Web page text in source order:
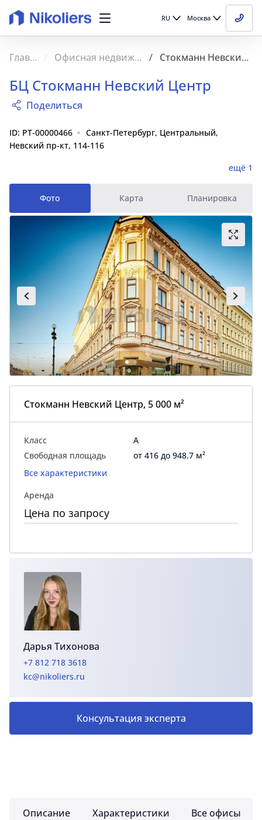
RU Москва
Главная Офисная недвижимость Стокманн Невский Центр
БЦ Стокманн Невский Центр
Поделиться
ID: PT-00000466
Санкт-Петербург, Центральный,
Невский пр-кт, 114-116
ещё 1
Фото Карта Планировка
Стокманн Невский Центр, 5 000 м²
Класс
A
Свободная площадь
от 416 до 948.7 м²
Все характеристики
Аренда
Цена по запросу
Дарья Тихонова
+7 812 718 3618
kc@nikoliers.ru
Консультация эксперта
Описание Характеристики Все офисы